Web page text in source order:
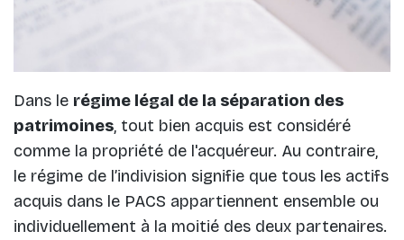
Dans le régime légal de la séparation des
patrimoines, tout bien acquis est considéré
comme la propriété de l'acquéreur. Au contraire,
le régime de l’indivision signifie que tous les actifs
acquis dans le PACS appartiennent ensemble ou
individuellement à la moitié des deux partenaires.